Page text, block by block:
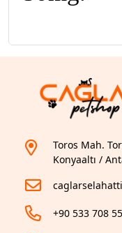
Toros Mah.
Konyaaltı /
+90 533 708